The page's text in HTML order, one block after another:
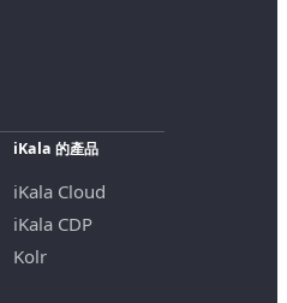
iKala 的產品
iKala Cloud
iKala CDP
Kolr